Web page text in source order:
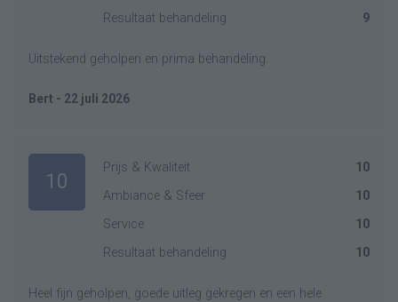
Resultaat behandeling
9
Uitstekend geholpen en prima behandeling.
Bert - 22 juli 2026
10
Prijs & Kwaliteit
10
Ambiance & Sfeer
10
Service
10
Resultaat behandeling
10
Heel fijn geholpen, goede uitleg gekregen en een hele